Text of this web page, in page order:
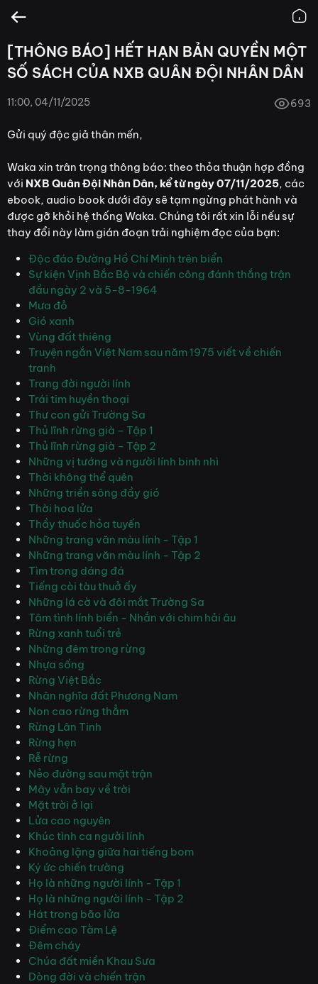
[THÔNG BÁO] HẾT HẠN BẢN QUYỀN MỘT
SỐ SÁCH CỦA NXB QUÂN ĐỘI NHÂN DÂN
11:00, 04/11/2025 693
Gửi quý độc giả thân mến,
Waka xin trân trọng thông báo: theo thỏa thuận hợp đồng
với NXB Quân Đội Nhân Dân, kể từ ngày 07/11/2025, các
ebook, audio book dưới đây sẽ tạm ngừng phát hành và
được gỡ khỏi hệ thống Waka. Chúng tôi rất xin lỗi nếu sự
thay đổi này làm gián đoạn trải nghiệm đọc của bạn:
Độc đáo Đường Hồ Chí Minh trên biển
Sự kiện Vịnh Bắc Bộ và chiến công đánh thắng trận
đầu ngày 2 và 5-8-1964
Mưa đỏ
Gió xanh
Vùng đất thiêng
Truyện ngắn Việt Nam sau năm 1975 viết về chiến
tranh
Trang đời người lính
Trái tim huyền thoại
Thư con gửi Trường Sa
Thủ lĩnh rừng già – Tập 1
Thủ lĩnh rừng già – Tập 2
Những vị tướng và người lính binh nhì
Thời không thể quên
Những triền sông đầy gió
Thời hoa lửa
Thầy thuốc hỏa tuyến
Những trang văn màu lính - Tập 1
Những trang văn màu lính - Tập 2
Tìm trong dáng đá
Tiếng còi tàu thuở ấy
Những lá cờ và đôi mắt Trường Sa
Tâm tình lính biển - Nhắn với chim hải âu
Rừng xanh tuổi trẻ
Những đêm trong rừng
Nhựa sống
Rừng Việt Bắc
Nhân nghĩa đất Phương Nam
Non cao rừng thẳm
Rừng Lân Tinh
Rừng hẹn
Rễ rừng
Nẻo đường sau mặt trận
Mây vẫn bay về trời
Mặt trời ở lại
Lửa cao nguyên
Khúc tình ca người lính
Khoảng lặng giữa hai tiếng bom
Ký ức chiến trường
Họ là những người lính - Tập 1
Họ là những người lính - Tập 2
Hát trong bão lửa
Điểm cao Tằm Lệ
Đêm cháy
Chúa đất miền Khau Sưa
Dòng đời và chiến trận